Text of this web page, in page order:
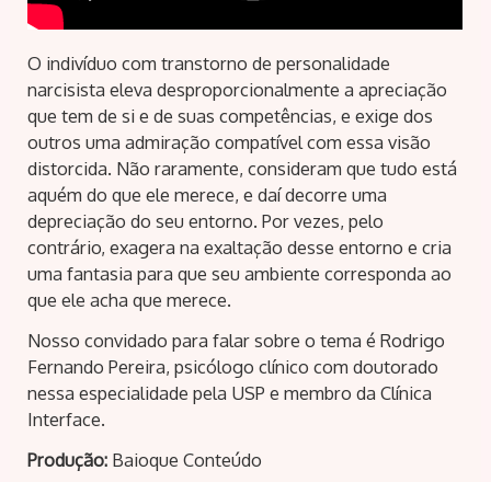
O indivíduo com transtorno de personalidade
narcisista eleva desproporcionalmente a apreciação
que tem de si e de suas competências, e exige dos
outros uma admiração compatível com essa visão
distorcida. Não raramente, consideram que tudo está
aquém do que ele merece, e daí decorre uma
depreciação do seu entorno. Por vezes, pelo
contrário, exagera na exaltação desse entorno e cria
uma fantasia para que seu ambiente corresponda ao
que ele acha que merece.
Nosso convidado para falar sobre o tema é Rodrigo
Fernando Pereira, psicólogo clínico com doutorado
nessa especialidade pela USP e membro da Clínica
Interface.
Produção: Baioque Conteúdo